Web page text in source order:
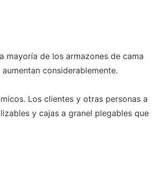
mayoría de los armazones de cama
considerablemente.
Los clientes y otras personas a
y cajas a granel plegables que